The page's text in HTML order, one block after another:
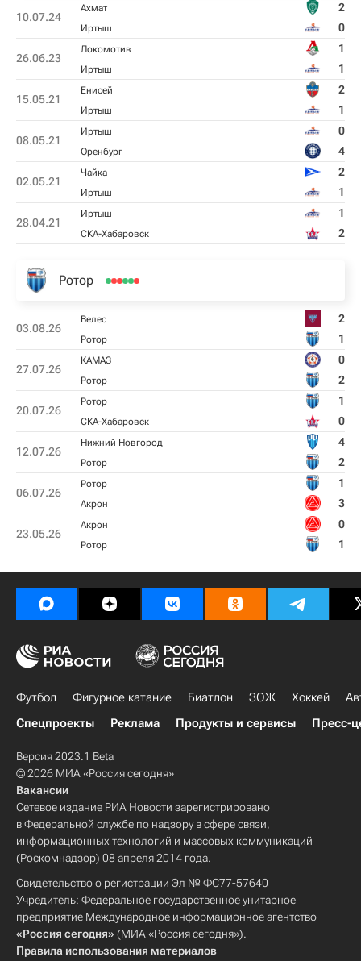
10.07.24
Ахмат 2
Иртыш 0
26.06.23
Локомотив 1
Иртыш 1
15.05.21
Енисей 2
Иртыш 1
08.05.21
Иртыш 0
Оренбург 4
02.05.21
Чайка 2
Иртыш 1
28.04.21
Иртыш 1
СКА-Хабаровск 2
Ротор
03.08.26
Велес 2
Ротор 1
27.07.26
КАМАЗ 0
Ротор 2
20.07.26
Ротор 1
СКА-Хабаровск 0
12.07.26
Нижний Новгород 4
Ротор 2
06.07.26
Ротор 1
Акрон 3
23.05.26
Акрон 0
Ротор 1
Футбол Фигурное катание Биатлон ЗОЖ Хоккей
Спецпроекты
Реклама Продукты и сервисы Пресс-
Версия 2023.1 Beta
© 2026 МИА «Россия сегодня»
Вакансии
Сетевое издание РИА Новости зарегистрировано
в Федеральной службе по надзору в сфере связи,
информационных технологий и массовых коммуникаций
(Роскомнадзор) 08 апреля 2014 года.
Свидетельство о регистрации Эл № ФС77-57640
Учредитель: Федеральное государственное унитарное
предприятие Международное информационное агентство
«Россия сегодня» (МИА «Россия сегодня»).
Правила использования материалов